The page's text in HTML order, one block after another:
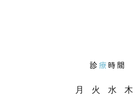
診 療 時間
月 火 水 木